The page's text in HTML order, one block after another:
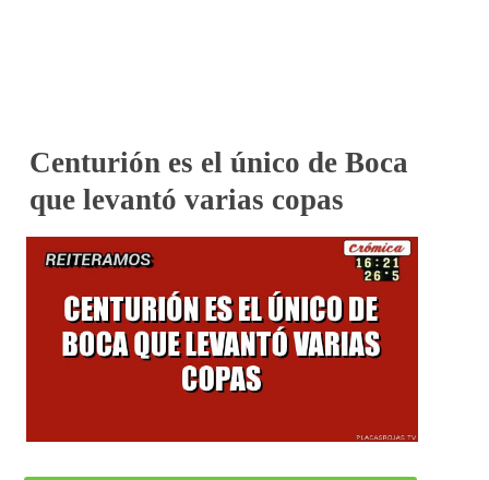
Centurión es el único de Boca
que levantó varias copas